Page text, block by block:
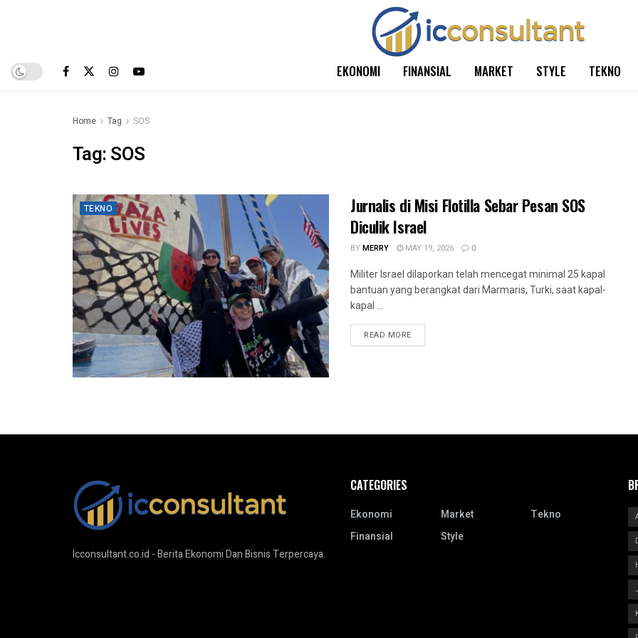
EKONOMI FINANSIAL MARKET STYLE TEKNO
Home Tag SOS
Tag:SOS
TEKNO
Jurnalis di Misi Flotilla Sebar Pesan SOS
Diculik Israel
BYMERRY MAY 19, 2026 0
Militer Israel dilaporkan telah mencegat minimal 25 kapal
bantuan yang berangkat dari Marmaris, Turki, saat kapal-
kapal ...
READ MORE
Icconsultant.co.id - Berita Ekonomi Dan Bisnis Terpercaya.
CATEGORIES
Ekonomi
Finansial
Market
Style
Tekno